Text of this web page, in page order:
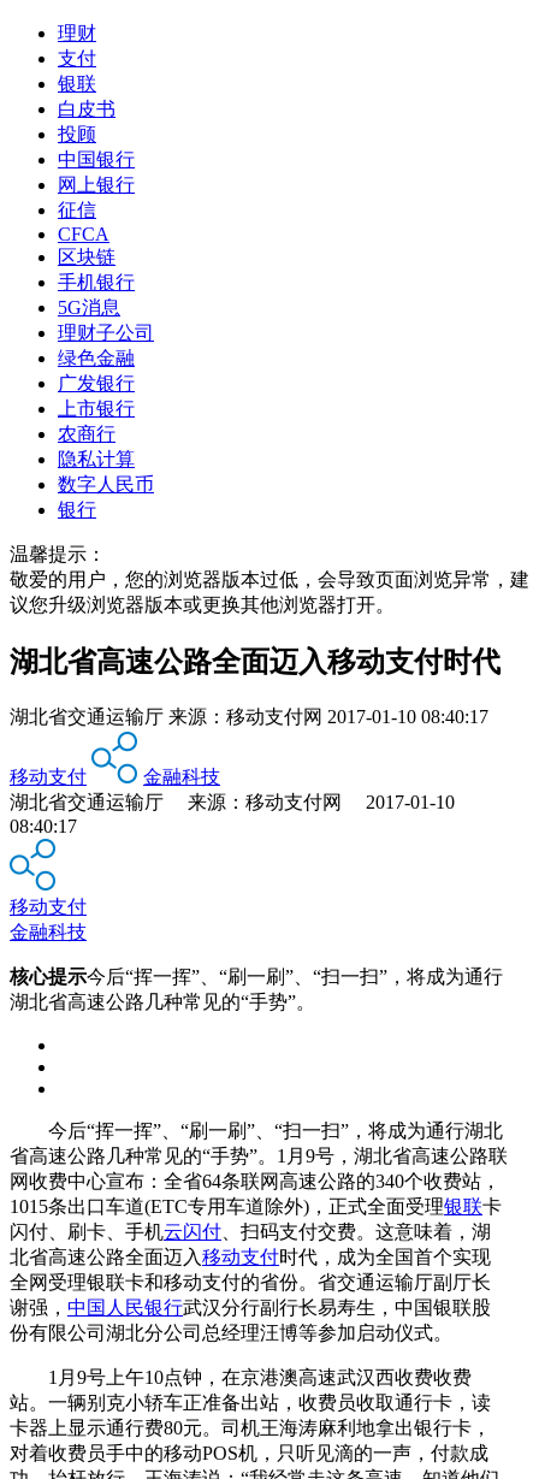
理财
支付
银联
白皮书
投顾
中国银行
网上银行
征信
CFCA
区块链
手机银行
5G消息
理财子公司
绿色金融
广发银行
上市银行
农商行
隐私计算
数字人民币
银行
温馨提示：
敬爱的用户，您的浏览器版本过低，会导致页面浏览异常，建
议您升级浏览器版本或更换其他浏览器打开。
湖北省高速公路全面迈入移动支付时代
湖北省交通运输厅 来源： 移动支付网 2017-01-10 08:40:17
移动支付
金融科技
湖北省交通运输厅 来源：移动支付网 2017-01-10
08:40:17
移动支付
金融科技
核心提示今后“挥一挥”、“刷一刷”、“扫一扫”，将成为通行
湖北省高速公路几种常见的“手势”。
今后“挥一挥”、“刷一刷”、“扫一扫”，将成为通行湖北
省高速公路几种常见的“手势”。1月9号，湖北省高速公路联
网收费中心宣布：全省64条联网高速公路的340个收费站，
1015条出口车道(ETC专用车道除外)，正式全面受理银联卡
闪付、刷卡、手机云闪付 、扫码支付交费。这意味着，湖
北省高速公路全面迈入移动支付时代，成为全国首个实现
全网受理银联卡和移动支付的省份。省交通运输厅副厅长
谢强， 中国人民银行武汉分行副行长易寿生，中国银联股
份有限公司湖北分公司总经理汪博等参加启动仪式。
1月9号上午10点钟，在京港澳高速武汉西收费收费
站。一辆别克小轿车正准备出站，收费员收取通行卡，读
卡器上显示通行费80元。司机王海涛麻利地拿出银行卡，
对着收费员手中的移动POS机，只听见滴的一声，付款成